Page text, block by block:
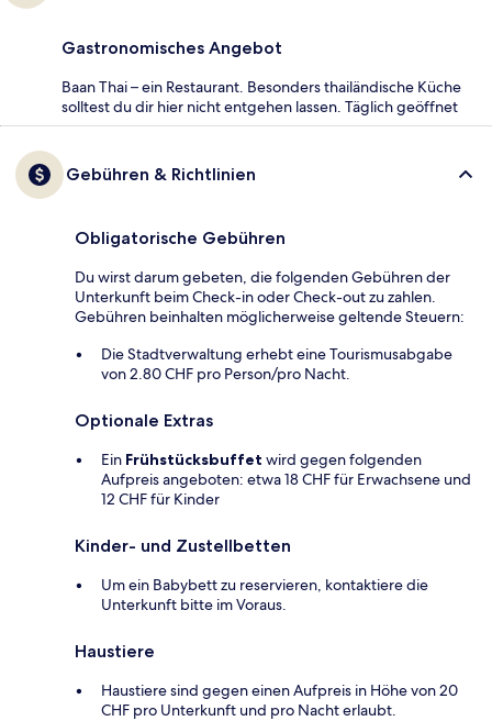
Gastronomisches Angebot
Baan Thai – ein Restaurant. Besonders thailändische Küche
solltest du dir hier nicht entgehen lassen. Täglich geöffnet
Gebühren & Richtlinien
Obligatorische Gebühren
Du wirst darum gebeten, die folgenden Gebühren der
Unterkunft beim Check-in oder Check-out zu zahlen.
Gebühren beinhalten möglicherweise geltende Steuern:
Die Stadtverwaltung erhebt eine Tourismusabgabe
von 2.80 CHF pro Person/pro Nacht.
Optionale Extras
Ein Frühstücksbuffet wird gegen folgenden
Aufpreis angeboten: etwa 18 CHF für Erwachsene und
12 CHF für Kinder
Kinder- und Zustellbetten
Um ein Babybett zu reservieren, kontaktiere die
Unterkunft bitte im Voraus.
Haustiere
Haustiere sind gegen einen Aufpreis in Höhe von 20
CHF pro Unterkunft und pro Nacht erlaubt.